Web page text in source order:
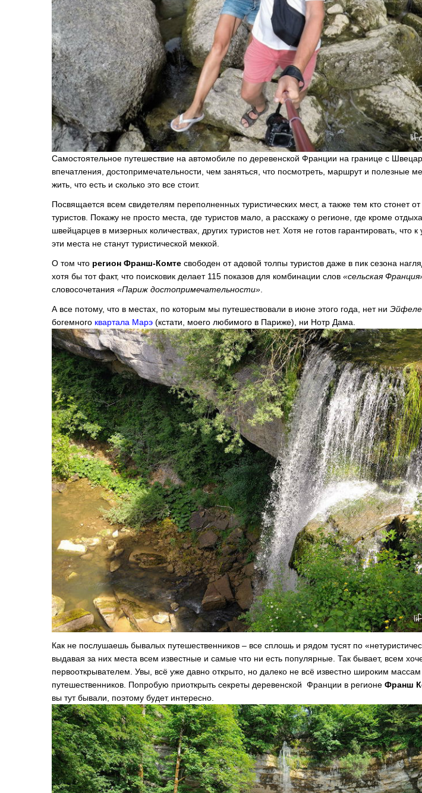
Самостоятельное путешествие на автомобиле по деревенской Франции на границе с
впечатления, достопримечательности, чем заняться, что посмотреть, маршрут и полезные
жить, что есть и сколько это все стоит.
Посвящается всем свидетелям переполненных туристических мест, а также тем кто стонет
туристов. Покажу не просто места, где туристов мало, а расскажу о регионе, где кроме
швейцарцев в мизерных количествах, других туристов нет. Хотя не готов гарантировать, что
эти места не станут туристической меккой.
О том что регион Франш-Комте свободен от адовой толпы туристов даже в пик сезона
хотя бы тот факт, что поисковик делает 115 показов для комбинации слов «сельская
словосочетания «Париж достопримечательности».
А все потому, что в местах, по которым мы путешествовали в июне этого года, нет ни
богемного квартала Марэ (кстати, моего любимого в Париже), ни Нотр Дама.
Как не послушаешь бывалых путешественников – все сплошь и рядом тусят по
выдавая за них места всем известные и самые что ни есть популярные. Так бывает, всем
первооткрывателем. Увы, всё уже давно открыто, но далеко не всё известно широким массам
путешественников. Попробую приоткрыть секреты деревенской Франции в регионе Франш
вы тут бывали, поэтому будет интересно.